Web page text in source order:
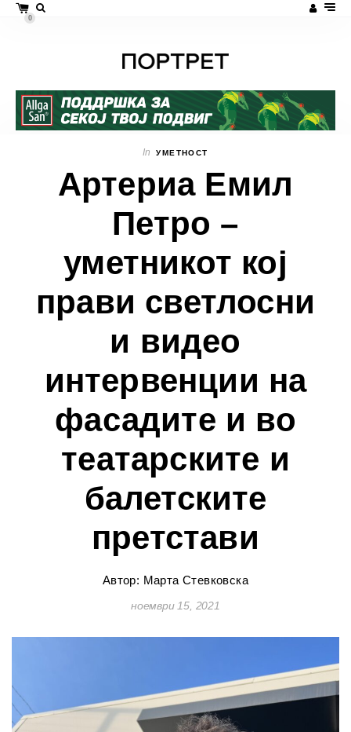
0
In УМЕТНОСТ
Артериа Емил
Петро –
уметникот кој
прави светлосни
и видео
интервенции на
фасадите и во
театарските и
балетските
претстави
Автор: Марта Стевковска
ноември 15, 2021